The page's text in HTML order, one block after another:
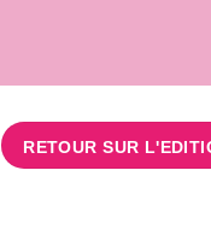
RETOUR SUR